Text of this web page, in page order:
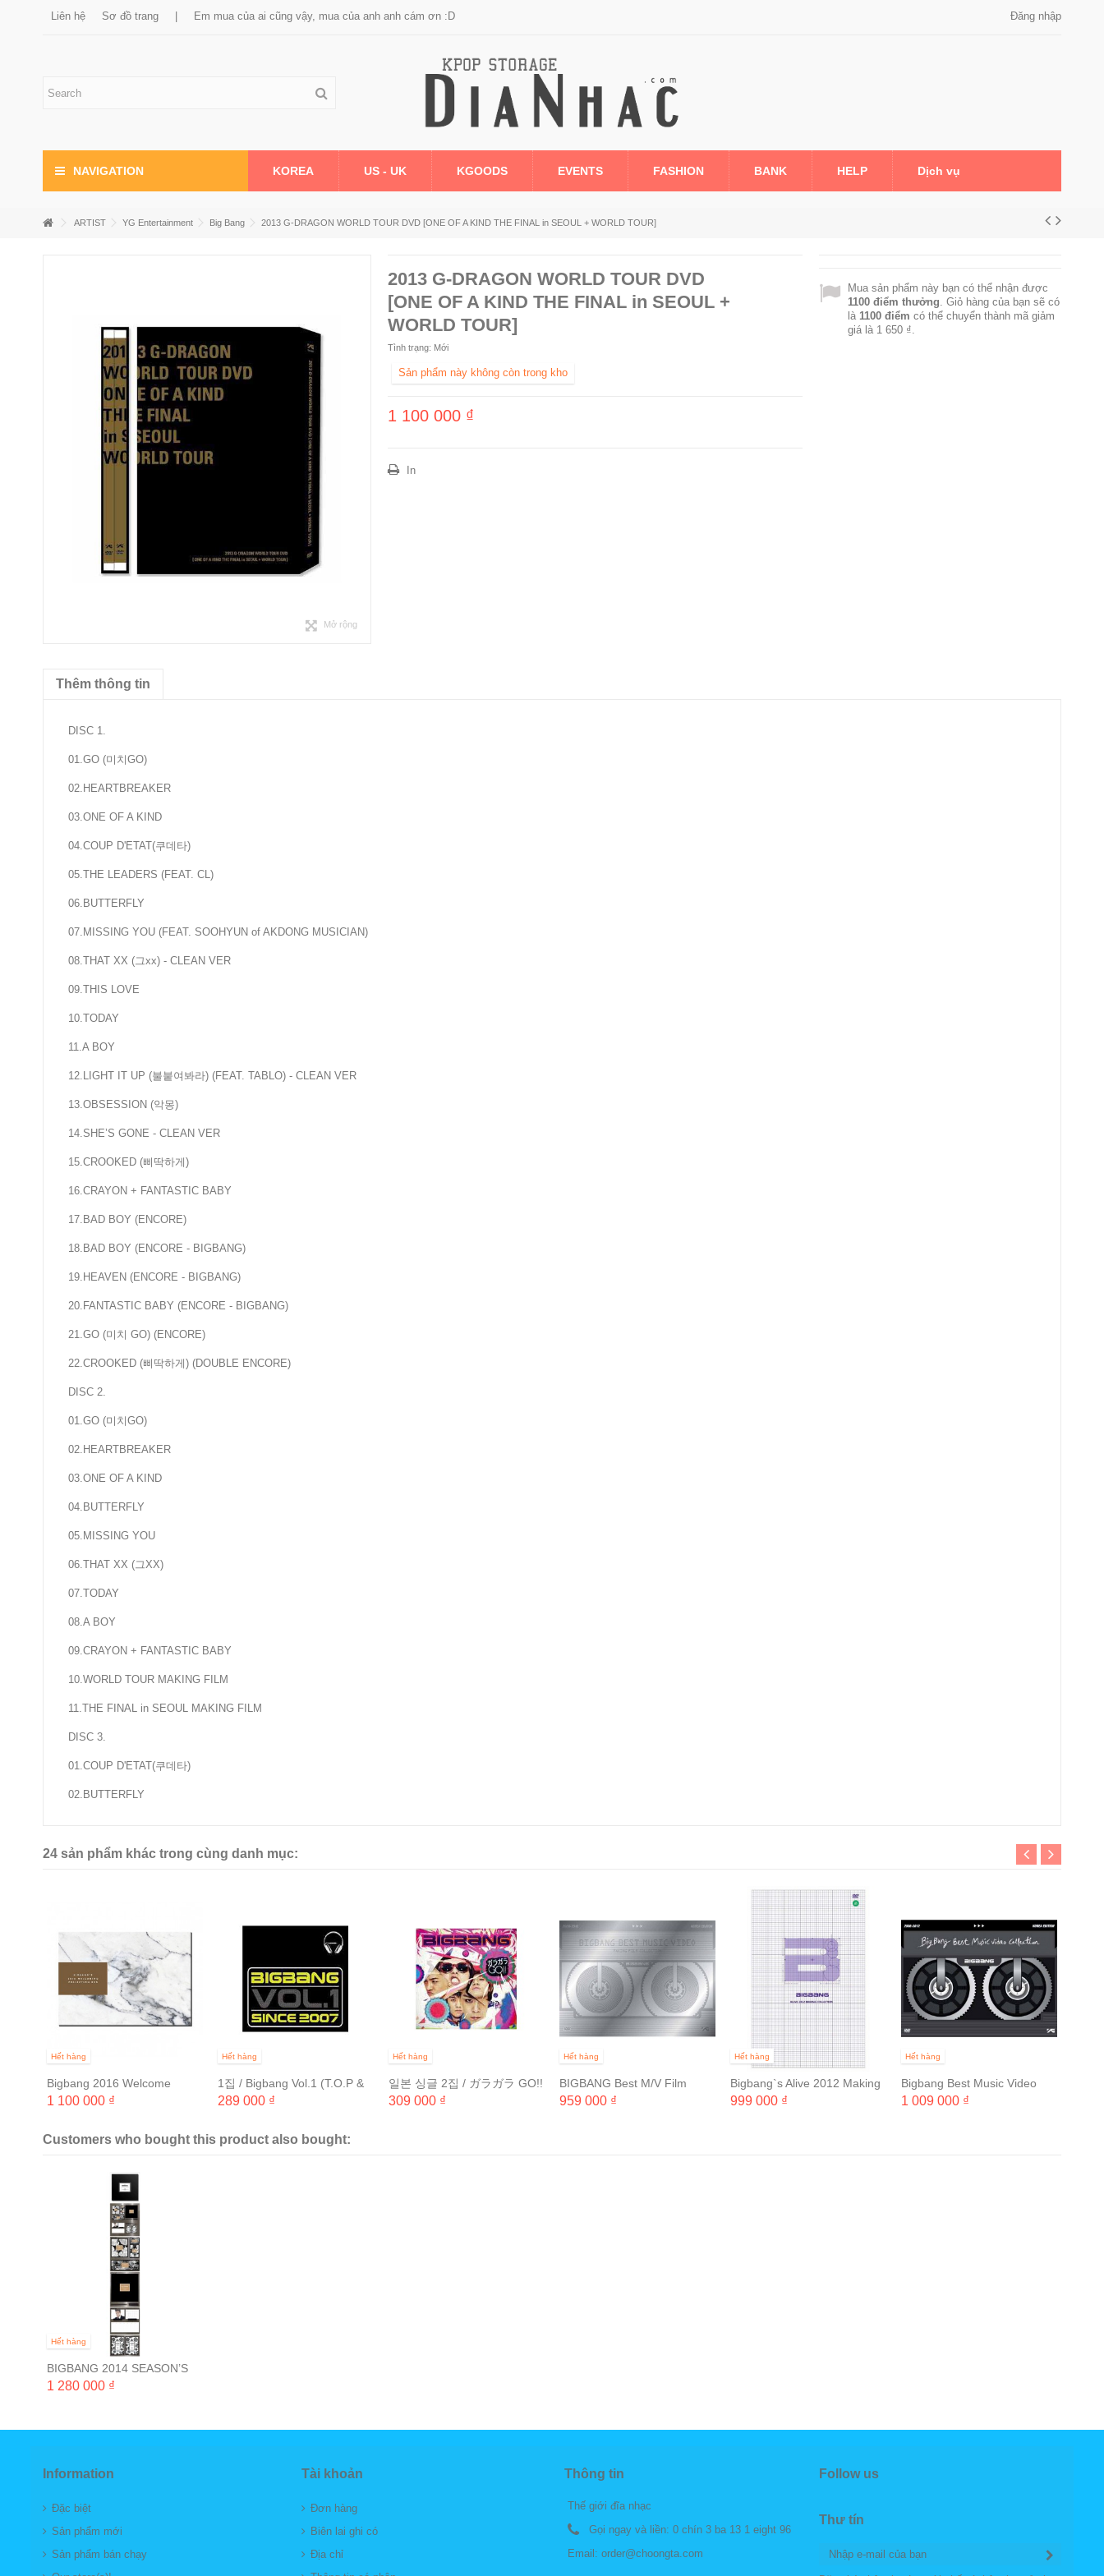
Liên hệ Sơ đồ trang Em mua của ai cũng vậy, mua của anh anh cám ơn :D Đăng nhập
NAVIGATION KOREA US - UK KGOODS EVENTS FASHION BANK HELP Dịch vụ
ARTIST YG Entertainment Big Bang 2013 G-DRAGON WORLD TOUR DVD [ONE OF A KIND THE FINAL in SEOUL + WORLD TOUR]
Mở rộng
2013 G-DRAGON WORLD TOUR DVD
[ONE OF A KIND THE FINAL in SEOUL +
WORLD TOUR]
Tình trạng: Mới
Sản phẩm này không còn trong kho
1 100 000 ₫
In
Mua sản phẩm này bạn có thể nhận được
1100điểm thưởng. Giỏ hàng của bạn sẽ có
là 1100điểm có thể chuyển thành mã giảm
giá là 1 650 ₫.
Thêm thông tin
DISC 1.
01.GO (미치GO)
02.HEARTBREAKER
03.ONE OF A KIND
04.COUP D'ETAT(쿠데타)
05.THE LEADERS (FEAT. CL)
06.BUTTERFLY
07.MISSING YOU (FEAT. SOOHYUN of AKDONG MUSICIAN)
08.THAT XX (그xx) - CLEAN VER
09.THIS LOVE
10.TODAY
11.A BOY
12.LIGHT IT UP (불붙여봐라) (FEAT. TABLO) - CLEAN VER
13.OBSESSION (악몽)
14.SHE’S GONE - CLEAN VER
15.CROOKED (삐딱하게)
16.CRAYON + FANTASTIC BABY
17.BAD BOY (ENCORE)
18.BAD BOY (ENCORE - BIGBANG)
19.HEAVEN (ENCORE - BIGBANG)
20.FANTASTIC BABY (ENCORE - BIGBANG)
21.GO (미치 GO) (ENCORE)
22.CROOKED (삐딱하게) (DOUBLE ENCORE)
DISC 2.
01.GO (미치GO)
02.HEARTBREAKER
03.ONE OF A KIND
04.BUTTERFLY
05.MISSING YOU
06.THAT XX (그XX)
07.TODAY
08.A BOY
09.CRAYON + FANTASTIC BABY
10.WORLD TOUR MAKING FILM
11.THE FINAL in SEOUL MAKING FILM
DISC 3.
01.COUP D'ETAT(쿠데타)
02.BUTTERFLY
24 sản phẩm khác trong cùng danh mục:
Hết hàng
Bigbang 2016 Welcome
collection DVD
1 100 000 ₫
Hết hàng
1집 / Bigbang Vol.1 (T.O.P &
승리 마운트) [초판]
289 000 ₫
Hết hàng
일본 싱글 2집 / ガラガラ GO!!
(직수입 통상반 Ver.A)
309 000 ₫
Hết hàng
BIGBANG Best M/V Film
Collection 2006~2012
959 000 ₫
Hết hàng
Bigbang`s Alive 2012 Making
Collection (리패키지)
999 000 ₫
Hết hàng
Bigbang Best Music Video
Collection 2006~2012
1 009 000 ₫
Customers who bought this product also bought:
Hết hàng
BIGBANG 2014 SEASON’S
GREETINGS
1 280 000 ₫
Information
Đặc biệt
Sản phẩm mới
Sản phẩm bán chạy
Tài khoản
Đơn hàng
Biên lai ghi có
Địa chỉ
Thông tin
Thế giới đĩa nhạc
Gọi ngay và liền: 0 chín 3 ba 13 1 eight 96
Email: order@choongta.com
Follow us
Thư tín